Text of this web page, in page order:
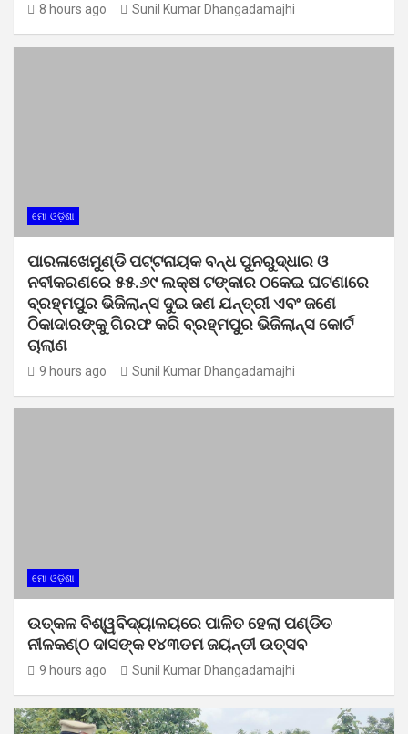
8 hours ago Sunil Kumar Dhangadamajhi
ମୋ ଓଡ଼ିଶା
ପାରଳାଖେମୁଣ୍ଡି ପଟ୍ଟନାୟକ ବନ୍ଧ ପୁନରୁଦ୍ଧାର ଓ
ନବୀକରଣରେ ୫୫.୬୯ ଲକ୍ଷ ଟଙ୍କାର ଠକେଇ ଘଟଣାରେ
ବ୍ରହ୍ମପୁର ଭିଜିଲାନ୍ସ ଦୁଇ ଜଣ ଯନ୍ତ୍ରୀ ଏବଂ ଜଣେ
ଠିକାଦାରଙ୍କୁ ଗିରଫ କରି ବ୍ରହ୍ମପୁର ଭିଜିଲାନ୍ସ କୋର୍ଟ
ଚାଲାଣ
9 hours ago Sunil Kumar Dhangadamajhi
ମୋ ଓଡ଼ିଶା
ଉତ୍କଳ ବିଶ୍ୱବିଦ୍ୟାଳୟରେ ପାଳିତ ହେଲା ପଣ୍ଡିତ
ନୀଳକଣ୍ଠ ଦାସଙ୍କ ୧୪୩ତମ ଜୟନ୍ତୀ ଉତ୍ସବ
9 hours ago Sunil Kumar Dhangadamajhi